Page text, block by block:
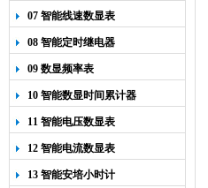
07 智能线速数显表
08 智能定时继电器
09 数显频率表
10 智能数显时间累计器
11 智能电压数显表
12 智能电流数显表
13 智能安培小时计